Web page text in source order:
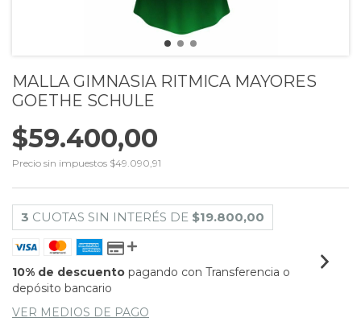
MALLA GIMNASIA RITMICA MAYORES
GOETHE SCHULE
$59.400,00
Precio sin impuestos $49.090,91
3 CUOTAS SIN INTERÉS DE $19.800,00
10% de descuento pagando con Transferencia o
depósito bancario
VER MEDIOS DE PAGO